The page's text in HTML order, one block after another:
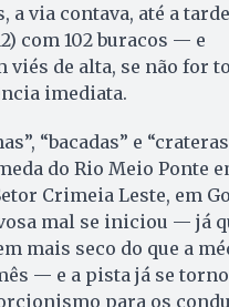
a via contava, até a
com 102 buracos — e
viés de alta, se não for
imediata.
“bacadas” e
do Rio Meio Ponte
Crimeia Leste, em
mal se iniciou — já
mais seco do que a
— e a pista já se
para os